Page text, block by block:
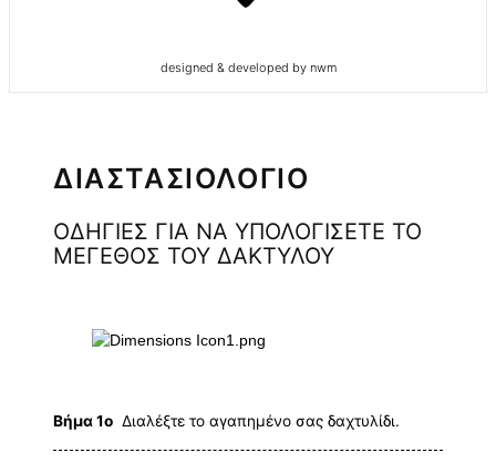
designed & developed by nwm
ΔΙΑΣΤΑΣΙΟΛΟΓΙΟ
ΟΔΗΓΙΕΣ ΓΙΑ ΝΑ ΥΠΟΛΟΓΙΣΕΤΕ ΤΟ
ΜΕΓΕΘΟΣ ΤΟΥ ΔΑΚΤΥΛΟΥ
Βήμα 1ο Διαλέξτε το αγαπημένο σας δαχτυλίδι.